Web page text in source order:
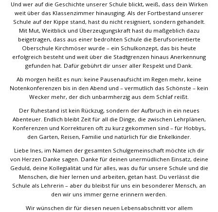
Und wer auf die Geschichte unserer Schule blickt, weiß, dass dein Wirken
weit über das Klassenzimmer hinausging. Als der Fortbestand unserer
Schule auf der Kippe stand, hast du nicht resigniert, sondern gehandelt.
Mit Mut, Weitblick und Überzeugungskraft hast du maßgeblich dazu
beigetragen, dass aus einer bedrohten Schule die Berufsorientierte
Oberschule Kirchmöser wurde – ein Schulkonzept, das bis heute
erfolgreich besteht und weit über die Stadtgrenzen hinaus Anerkennung
gefunden hat. Dafür gebührt dir unser aller Respekt und Dank.
Ab morgen heißt es nun: keine Pausenaufsicht im Regen mehr, keine
Notenkonferenzen bis in den Abend und – vermutlich das Schönste – kein
Wecker mehr, der dich unbarmherzig aus dem Schlaf reißt.
Der Ruhestand ist kein Rückzug, sondern der Aufbruch in ein neues
Abenteuer. Endlich bleibt Zeit für all die Dinge, die zwischen Lehrplänen,
Konferenzen und Korrekturen oft zu kurz gekommen sind – für Hobbys,
den Garten, Reisen, Familie und natürlich für die Enkelkinder.
Liebe Ines, im Namen der gesamten Schulgemeinschaft möchte ich dir
von Herzen Danke sagen. Danke für deinen unermüdlichen Einsatz, deine
Geduld, deine Kollegialität und für alles, was du für unsere Schule und die
Menschen, die hier lernen und arbeiten, getan hast. Du verlässt die
Schule als Lehrerin – aber du bleibst für uns ein besonderer Mensch, an
den wir uns immer gerne erinnern werden.
Wir wünschen dir für diesen neuen Lebensabschnitt vor allem